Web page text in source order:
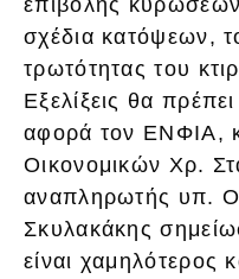
σχέδια κατόψεων,
τρωτότητας του
Εξελίξεις θα
αφορά τον ΕΝΦΙΑ,
Οικονομικών Χρ.
αναπληρωτής υπ.
Σκυλακάκης
είναι χαμηλότερος